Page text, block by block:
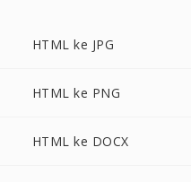
HTML ke JPG
HTML ke PNG
HTML ke DOCX